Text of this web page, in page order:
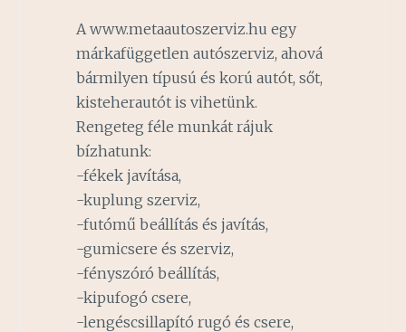
A www.metaautoszerviz.hu egy
márkafüggetlen autószerviz, ahová
bármilyen típusú és korú autót, sőt,
kisteherautót is vihetünk.
Rengeteg féle munkát rájuk
bízhatunk:
-fékek javítása,
-kuplung szerviz,
-futómű beállítás és javítás,
-gumicsere és szerviz,
-fényszóró beállítás,
-kipufogó csere,
-lengéscsillapító rugó és csere,